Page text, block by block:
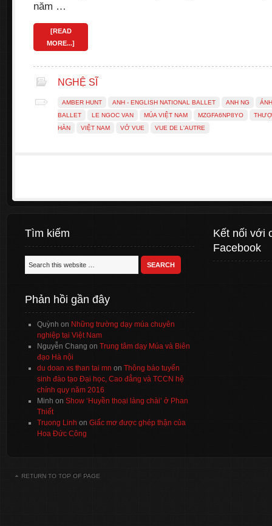
năm …
[READ
MORE...]
NGHỆ SĨ
AMBER HUNT ANH - ENGLISH NATIONAL BALLET ANH NG
BALLET
LE NGOC VAN MÚA VIỆT NAM MZGFA6NP8YO
HÀN
VIỆT NAM VỞ VUE VUE DE L'AUTRE
Tìm kiếm
Phản hồi gần đây
Quỳnh on Những trường dạy múa chuyên
nghiệp tại Việt Nam
Nguyễn Chang on Trung tâm dạy Múa và Biên
đạo Hà nội
du doan xs than tai mn on Thông báo tuyển
sinh đào tạo Đại học, Cao đẳng và TCCN hệ
chính quy năm 2016
Minh on Show ‘Huyền thoại làng chài’ ở Phan
Thiết
Truong Linh on Giấc mơ được ghép thận của
Hoa Đức Công
Kết nối với
Facebook
RETURN TO TOP OF PAGE